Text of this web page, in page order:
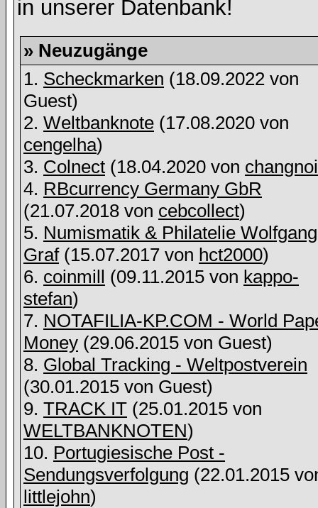
in unserer Datenbank!
» Neuzugänge
1. Scheckmarken (18.09.2022 von
Guest)
2. Weltbanknote (17.08.2020 von
cengelha)
3. Colnect (18.04.2020 von changnoi
4. RBcurrency Germany GbR
(21.07.2018 von cebcollect)
5. Numismatik & Philatelie Wolfgang
Graf(15.07.2017 von hct2000)
6. coinmill (09.11.2015 von kappo-
stefan)
7. NOTAFILIA-KP.COM - World
Money (29.06.2015 von Guest)
8. Global Tracking - Weltpostverein
(30.01.2015 von Guest)
9. TRACK IT (25.01.2015 von
WELTBANKNOTEN)
10. Portugiesische Post -
Sendungsverfolgung (22.01.2015
littlejohn)